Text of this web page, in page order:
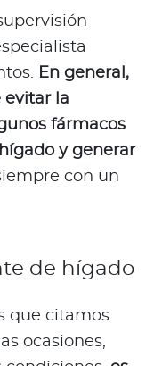
En general,
la
fármacos
y generar
con un
de hígado
que citamos
ocasiones,